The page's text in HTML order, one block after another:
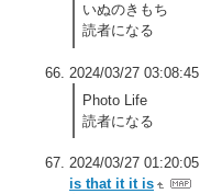
いぬのきもち
読者になる
2024/03/27 03:08:45
Photo Life
読者になる
2024/03/27 01:20:05
is that it it is